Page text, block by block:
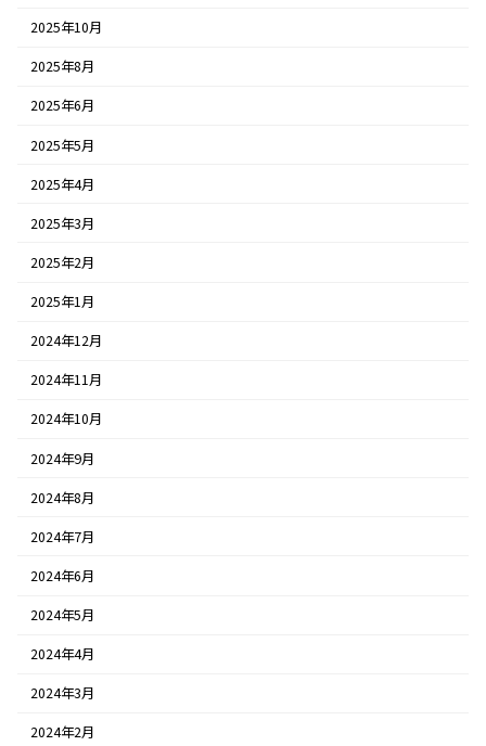
2025年10月
2025年8月
2025年6月
2025年5月
2025年4月
2025年3月
2025年2月
2025年1月
2024年12月
2024年11月
2024年10月
2024年9月
2024年8月
2024年7月
2024年6月
2024年5月
2024年4月
2024年3月
2024年2月